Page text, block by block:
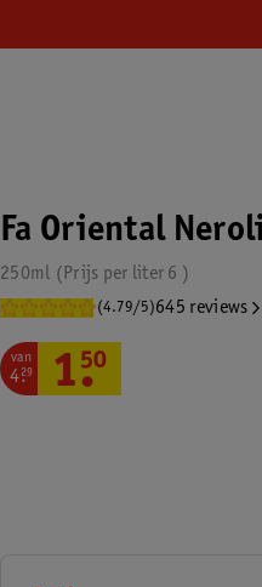
Fa Oriental
250ml 6
Prijs per liter
(4.79/5)645 reviews
van
4.29 1.
50